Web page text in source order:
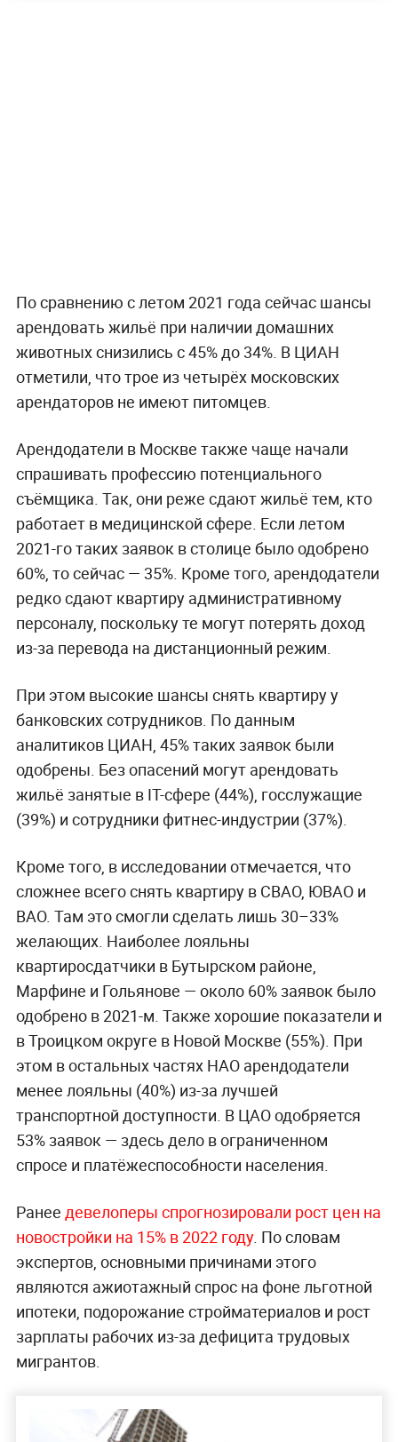
По сравнению с летом 2021 года сейчас шансы
арендовать жильё при наличии домашних
животных снизились с 45% до 34%. В ЦИАН
отметили, что трое из четырёх московских
арендаторов не имеют питомцев.
Арендодатели в Москве также чаще начали
спрашивать профессию потенциального
съёмщика. Так, они реже сдают жильё тем, кто
работает в медицинской сфере. Если летом
2021-го таких заявок в столице было одобрено
60%, то сейчас — 35%. Кроме того, арендодатели
редко сдают квартиру административному
персоналу, поскольку те могут потерять доход
из-за перевода на дистанционный режим.
При этом высокие шансы снять квартиру у
банковских сотрудников. По данным
аналитиков ЦИАН, 45% таких заявок были
одобрены. Без опасений могут арендовать
жильё занятые в IT-сфере (44%), госслужащие
(39%) и сотрудники фитнес-индустрии (37%).
Кроме того, в исследовании отмечается, что
сложнее всего снять квартиру в СВАО, ЮВАО и
ВАО. Там это смогли сделать лишь 30–33%
желающих. Наиболее лояльны
квартиросдатчики в Бутырском районе,
Марфине и Гольянове — около 60% заявок было
одобрено в 2021-м. Также хорошие показатели и
в Троицком округе в Новой Москве (55%). При
этом в остальных частях НАО арендодатели
менее лояльны (40%) из-за лучшей
транспортной доступности. В ЦАО одобряется
53% заявок — здесь дело в ограниченном
спросе и платёжеспособности населения.
Ранее девелоперы спрогнозировали рост цен на
новостройки на 15% в 2022 году. По словам
экспертов, основными причинами этого
являются ажиотажный спрос на фоне льготной
ипотеки, подорожание стройматериалов и рост
зарплаты рабочих из-за дефицита трудовых
мигрантов.